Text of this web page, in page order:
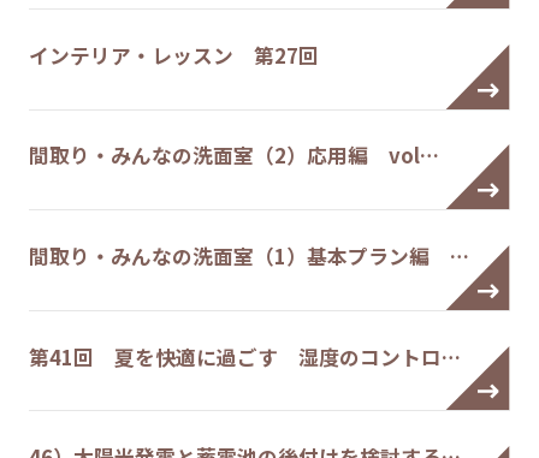
インテリア・レッスン 第27回
間取り・みんなの洗面室（2）応用編 vol…
間取り・みんなの洗面室（1）基本プラン編 …
第41回 夏を快適に過ごす 湿度のコントロ…